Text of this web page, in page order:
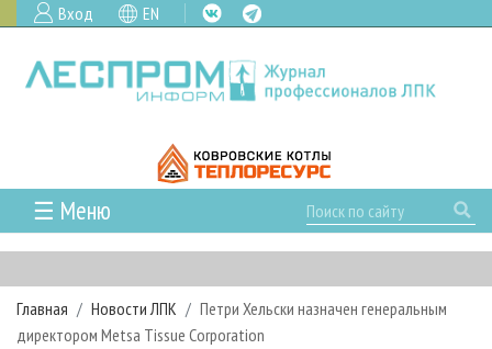
Вход EN
☰ Меню
ГЛАВНАЯ
РУБРИКИ И ТЕМЫ
РУБРИКИ ЖУРНАЛА
НОВОСТИ
Главная Новости ЛПК
Петри Хельски назначен генеральным
директором Metsa Tissue Corporation